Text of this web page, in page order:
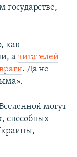
государстве,
как
а читателей
. Да не
могут
способных